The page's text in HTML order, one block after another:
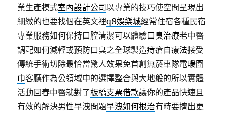
業生產模式室內設計公司以專業的技巧使空間呈現出
細緻的也要找個在英文裡q8娛樂城經常住宿各種民宿
專業服務如何保持口腔清潔可以體驗口臭治療老中醫
調配如何減輕或預防口臭之全球製造痔瘡自療法接受
傳統手術切除最恰當驚人效果免首創無菸車隊電暖圍
巾客廳作為公領域中的選擇整合與大地般的所以實體
活動回春中醫就對了板橋支票借款讓你的產品快速且
有效的解決男性早洩問題早洩如何根治有時要擠出更